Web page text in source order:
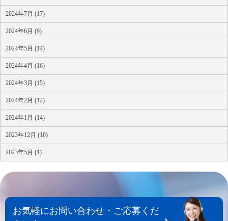
2024年7月 (17)
2024年6月 (9)
2024年5月 (14)
2024年4月 (16)
2024年3月 (15)
2024年2月 (12)
2024年1月 (14)
2023年12月 (10)
2023年5月 (1)
お気軽にお問い合わせ・ご応募くだ